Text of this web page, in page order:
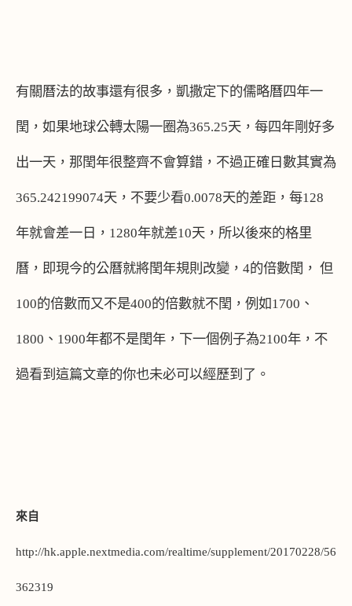
有關曆法的故事還有很多，凱撒定下的儒略曆四年一
閏，如果地球公轉太陽一圈為365.25天，每四年剛好多
出一天，那閏年很整齊不會算錯，不過正確日數其實為
365.242199074天，不要少看0.0078天的差距，每128
年就會差一日， 1280年就差10天，所以後來的格里
曆，即現今的公曆就將閏年規則改變， 4的倍數閏， 但
100的倍數而又不是400的倍數就不閏，例如1700 、
1800 、 1900年都不是閏年，下一個例子為2100年，不
過看到這篇文章的你也未必可以經歷到了。
來自
http://hk.apple.nextmedia.com/realtime/supplement/20170228/56
362319